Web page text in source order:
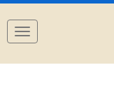
Navigation